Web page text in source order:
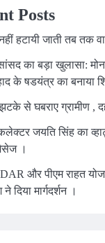
Posts
हटायी जाती तब तक
का बड़ा खुलासा:
के षडयंत्र का बनाया
से घबराए ग्रामीण ,
जयति सिंह का
।
और पीएम राहत
ने दिया मार्गदर्शन ।